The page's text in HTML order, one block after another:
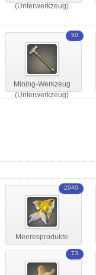
(Unterwerkzeug)
Mining-Werkzeug
(Unterwerkzeug)
50
Meeresprodukte
2040
73